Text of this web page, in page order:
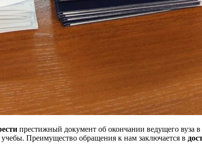
престижный документ об окончании ведущего вуза в
Преимущество обращения к нам заключается в